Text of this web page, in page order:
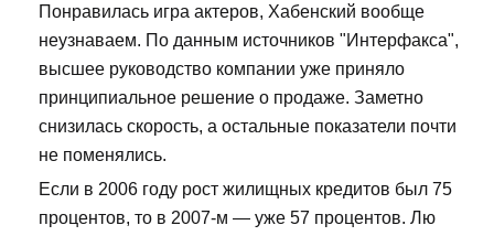
Понравилась игра актеров, Хабенский вообще
неузнаваем. По данным источников "Интерфакса",
высшее руководство компании уже приняло
принципиальное решение о продаже. Заметно
снизилась скорость, а остальные показатели почти
не поменялись.
Если в 2006 году рост жилищных кредитов был 75
процентов, то в 2007-м — уже 57 процентов. Лю